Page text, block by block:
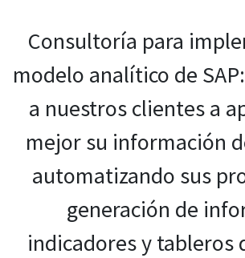
Consultoría para
modelo analítico de
a nuestros clientes a
mejor su información
automatizando sus
generación de
indicadores y tableros